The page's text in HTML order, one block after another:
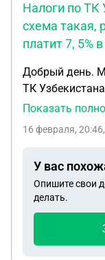
Налоги по ТК
схема такая,
платит 7, 5%
Добрый день.
ТК
получения
компанию.
Узбекистану
год, налоги
за меня,
налоговую,
Показать
16 февраля, 20:46
У вас
Опишите свои
делать.